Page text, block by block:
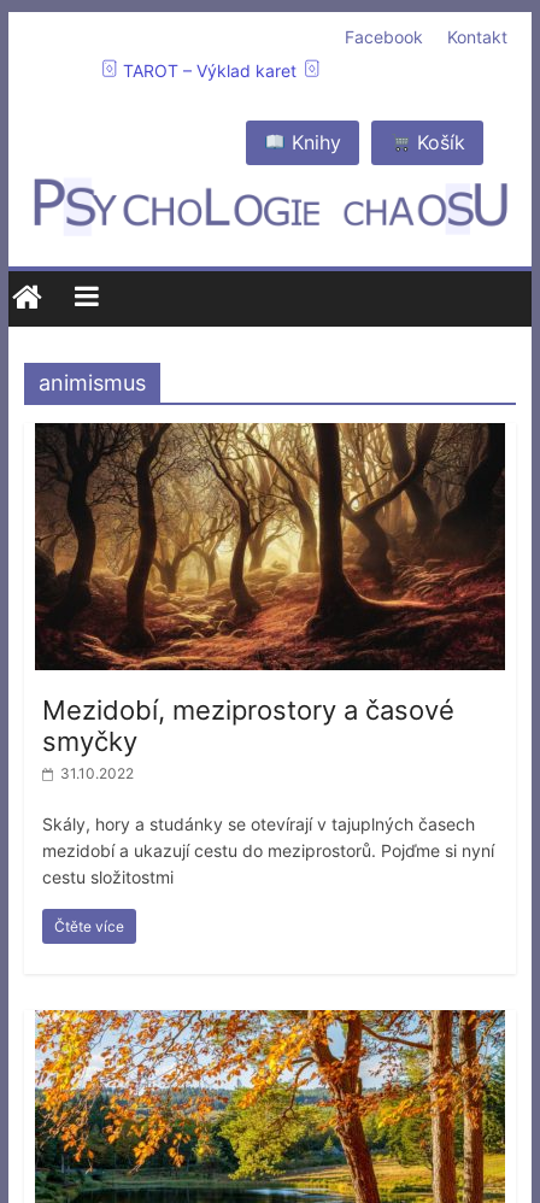
Kontakt
Facebook
TAROT – Výklad karet
Košík
Knihy
animismus
Mezidobí, meziprostory a časové
smyčky
31.10.2022
Skály, hory a studánky se otevírají v tajuplných časech
mezidobí a ukazují cestu do meziprostorů. Pojďme si nyní
cestu složitostmi
Čtěte více